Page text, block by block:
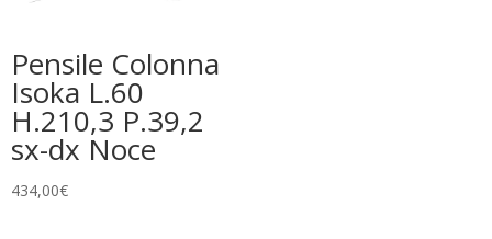
Pensile Colonna
Isoka L.60
H.210,3 P.39,2
sx-dx Noce
434,00€